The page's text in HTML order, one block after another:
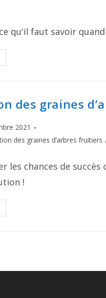
qu'il faut savoir
des graines
2021
des graines d’arbres fruitiers
les chances de
!